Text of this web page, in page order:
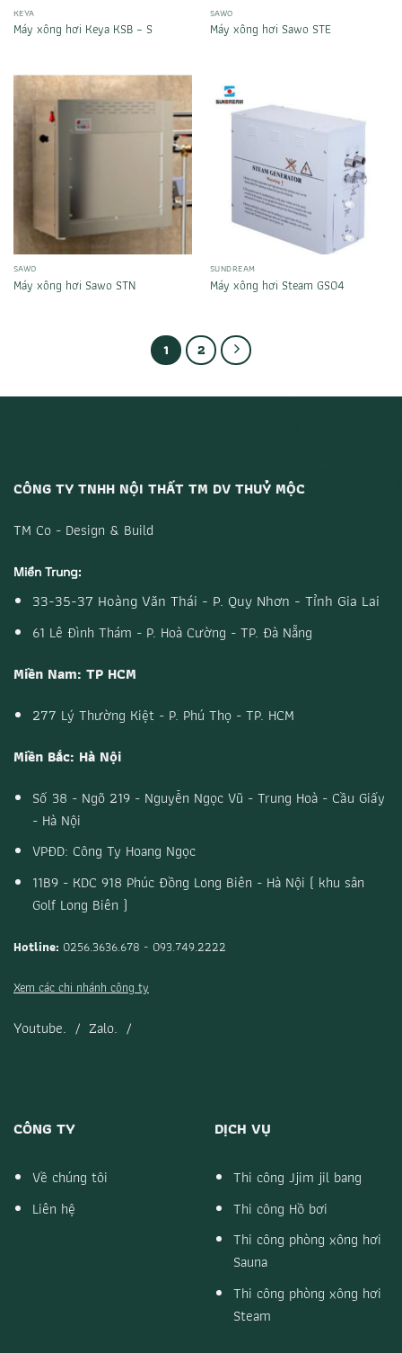
KEYA
Máy xông hơi Keya KSB – S
SAWO
Máy xông hơi Sawo STE
SAWO
Máy xông hơi Sawo STN
SUNDREAM
Máy xông hơi Steam GS04
1 2
CÔNG TY TNHH NỘI THẤT TM DV THUỶ MỘC
TM Co - Design & Build
Miền Trung:
33-35-37 Hoàng Văn Thái - P. Quy Nhơn - Tỉnh Gia Lai
61 Lê Đình Thám - P. Hoà Cường - TP. Đà Nẵng
Miền Nam: TP HCM
277 Lý Thường Kiệt - P. Phú Thọ - TP. HCM
Miền Bắc: Hà Nội
Số 38 - Ngõ 219 - Nguyễn Ngọc Vũ - Trung Hoà - Cầu Giấy
- Hà Nội
VPĐD: Công Ty Hoang Ngọc
11B9 - KDC 918 Phúc Đồng Long Biên - Hà Nội ( khu sân
Golf Long Biên )
Hotline: 0256.3636.678 - 093.749.2222
Xem các chi nhánh công ty
Youtube. / Zalo. /
CÔNG TY
Về chúng tôi
Liên hệ
DỊCH VỤ
Thi công Jjim jil bang
Thi công Hồ bơi
Thi công phòng xông hơi
Sauna
Thi công phòng xông hơi
Steam